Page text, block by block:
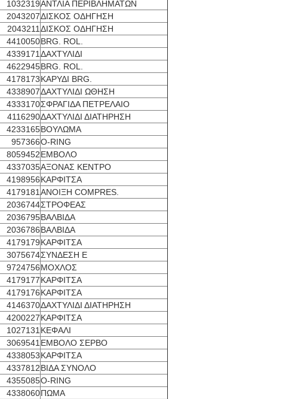
1032319ΑΝΤΛΙΑ ΠΕΡΙΒΛΗΜΑΤΩΝ
2043207ΔΙΣΚΟΣ ΟΔΗΓΗΣΗ
2043211 ΔΙΣΚΟΣ ΟΔΗΓΗΣΗ
4410050BRG. ROL.
4339171 ΔΑΧΤΥΛΙΔΙ
4622945BRG. ROL.
4178173ΚΑΡΥΔΙ BRG.
4338907ΔΑΧΤΥΛΙΔΙ ΩΘΗΣΗ
4333170ΣΦΡΑΓΙΔΑ ΠΕΤΡΕΛΑΙΟ
4116290ΔΑΧΤΥΛΙΔΙ ΔΙΑΤΗΡΗΣΗ
4233165ΒΟΥΛΩΜΑ
957366O-RING
8059452ΕΜΒΟΛΟ
4337035ΑΞΟΝΑΣ ΚΕΝΤΡΟ
4198956ΚΑΡΦΙΤΣΑ
4179181 ΑΝΟΙΞΗ COMPRES.
2036744ΣΤΡΟΦΕΑΣ
2036795ΒΑΛΒΙΔΑ
2036786ΒΑΛΒΙΔΑ
4179179ΚΑΡΦΙΤΣΑ
3075674ΣΥΝΔΕΣΗ Ε
9724756ΜΟΧΛΟΣ
4179177ΚΑΡΦΙΤΣΑ
4179176ΚΑΡΦΙΤΣΑ
4146370ΔΑΧΤΥΛΙΔΙ ΔΙΑΤΗΡΗΣΗ
4200227ΚΑΡΦΙΤΣΑ
1027131 ΚΕΦΑΛΙ
3069541 ΕΜΒΟΛΟ ΣΕΡΒΟ
4338053ΚΑΡΦΙΤΣΑ
4337812ΒΙΔΑ ΣΥΝΟΛΟ
4355085O-RING
4338060ΠΩΜΑ